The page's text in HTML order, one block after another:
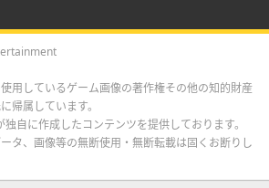
用しているゲーム画像の著作権その他の知的財産
帰属しています。
自に作成したコンテンツを提供しております。
タ、画像等の無断使用・無断転載は固くお断りし